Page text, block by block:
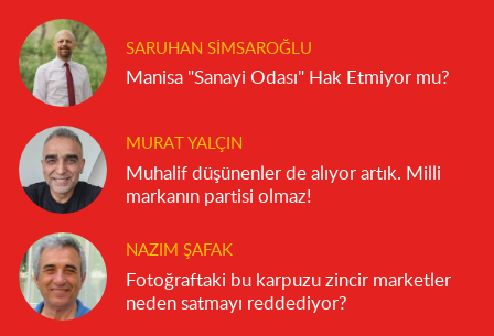
SARUHAN SIMSAROĞLU
Manisa "Sanayi Odası" Hak Etmiyor mu?
MURAT YALÇIN
Muhalif düşünenler de alıyor artık. Milli
markanın partisi olmaz!
NAZIM ŞAFAK
Fotoğraftaki bu karpuzu zincir marketler
neden satmayı reddediyor?